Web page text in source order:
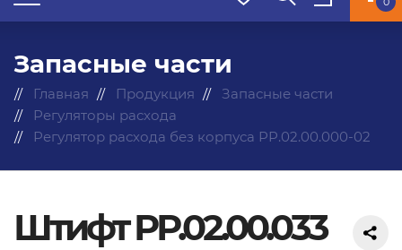
Запасные части
Главная Продукция
Запасные части
Регуляторы расхода
Регулятор расхода без корпуса РР.02.00.000-02
Штифт РР.02.00.033